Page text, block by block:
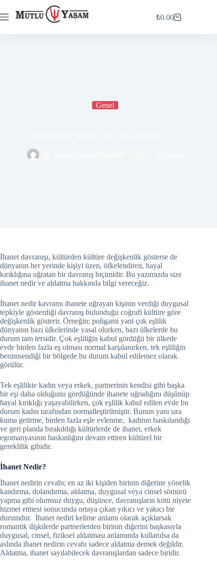
₺0.00
Genel
İhanet davranışı, kültürden kültüre değişkenlik gösterse de
dünyanın her yerinde kişiyi üzen, öfkelendiren, hayal
kırıklığına uğratan bir davranış biçimidir. Bu yazımızda size
ihanet nedir ve aldatma hakkında bilgi vereceğiz.
İhanet nedir kavramı ihanete uğrayan kişinin verdiği duygusal
tepkiyle gösterdiği davranış bulunduğu coğrafi kültüre göre
değişkenlik gösterir. Örneğin; poligami yani çok eşlilik
dünyanın bazı ülkelerinde yasal olurken, bazı ülkelerde bu
durum tam tersidir. Çok eşliliğin kabul gördüğü bir ülkede
evde birden fazla eş olması normal karşılanırken, tek eşliliğin
benimsendiği bir bölgede bu durum kabul edilemez olarak
görülür.
Tek eşlilikte kadın veya erkek, partnerinin kendisi gibi başka
bir eşi daha olduğunu gördüğünde ihanete uğradığını düşünüp
hayal kırıklığı yaşayabilirken, çok eşlilik kabul edilen evde bu
durum kadın tarafından normalleştirilmiştir. Bunun yanı sıra
kuma getirme, birden fazla eşle evlenme, kadının baskılandığı
ve geri planda bırakıldığı kültürlerde de ihanet, erkek
egomanyasının baskınlığını devam ettiren kültürel bir
gereklilik gibidir.
İhanet Nedir?
İhanet nedirin cevabı; en az iki kişiden birinin diğerine yönelik
kandırma, dolandırma, aldatma, duygusal veya cinsel sömürü
yapma gibi olumsuz duygu, düşünce, davranışların kötü niyete
hizmet etmesi sonucunda ortaya çıkan yıkıcı ve yakıcı bir
durumdur. İhanet nediri kelime anlamı olarak açıklarsak
romantik ilişkilerde partnerlerden birinin diğerini başkasıyla
duygusal, cinsel, fiziksel aldatması anlamında kullanılsa da
aslında ihanet nedirin cevabı sadece aldatma demek değildir.
Aldatma, ihanet sayılabilecek davranışlardan sadece biridir.